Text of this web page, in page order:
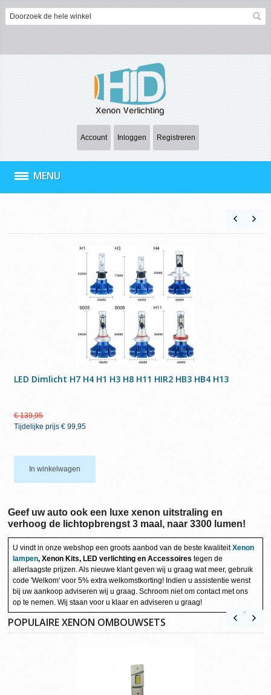
Account Inloggen Registreren
MENU
LED Dimlicht H7 H4 H1 H3 H8 H11 HIR2 HB3 HB4 H13
€ 139,95
Tijdelijke prijs € 99,95
In winkelwagen
Geef uw auto ook een luxe xenon uitstraling en
verhoog de lichtopbrengst 3 maal, naar 3300 lumen!
U vindt in onze webshop een groots aanbod van de beste kwaliteitXenon
lampen, Xenon Kits, LED verlichting en Accessoires tegen de
allerlaagste prijzen. Als nieuwe klant geven wij u graag wat meer, gebruik
code 'Welkom' voor 5% extra welkomstkorting! Indien u assistentie wenst
bij uw aankoop adviseren wij u graag. Schroom niet om contact met ons
op te nemen. Wij staan voor u klaar en adviseren u graag!
POPULAIRE XENON OMBOUWSETS